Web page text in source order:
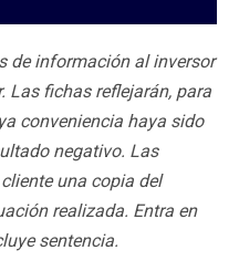
de información al inversor
Las fichas reflejarán, para
conveniencia haya sido
negativo. Las
una copia del
realizada. Entra en
sentencia.